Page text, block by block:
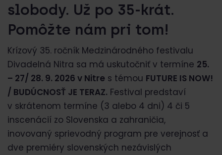
slobody. Už po 35-krát.
Pomôžte nám pri tom!
Krízový 35. ročník Medzinárodného festivalu
Divadelná Nitra sa má uskutočniť v termíne 25.
– 27/ 28. 9. 2026 v Nitre s témou FUTURE IS NOW!
/ BUDÚCNOSŤ JE TERAZ. Festival predstaví
v skrátenom termíne (3 alebo 4 dni) 4 či 5
inscenácií zo Slovenska a zahraničia,
inovovaný sprievodný program pre verejnosť a
dve premiéry slovenských nezávislých